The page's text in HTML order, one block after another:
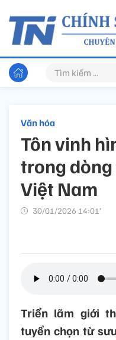
Văn hóa
Tôn vinh
trong
Việt Nam
30/01/2026 14:01’
Triển lãm giới
tuyển chọn từ